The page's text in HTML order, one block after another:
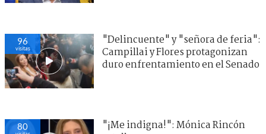
96
visitas
"Delincuente" y "señora de feria":
Campillai y Flores protagonizan
duro enfrentamiento en el Senado
80
"¡Me indigna!": Mónica Rincón